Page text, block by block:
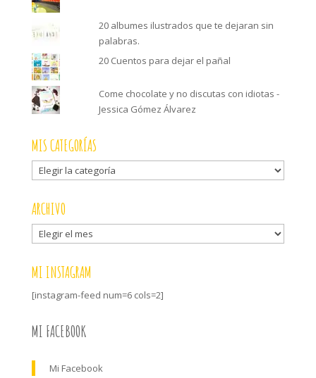
20 albumes ilustrados que te dejaran sin
palabras.
20 Cuentos para dejar el pañal
Come chocolate y no discutas con idiotas -
Jessica Gómez Álvarez
MIS CATEGORÍAS
Mis
categorías
ARCHIVO
Archivo
MI INSTAGRAM
[instagram-feed num=6 cols=2]
MI FACEBOOK
Mi Facebook